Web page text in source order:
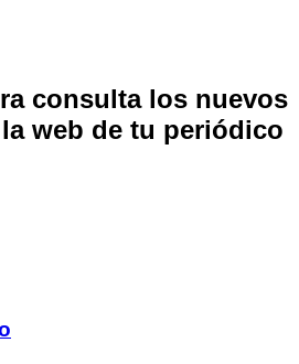
consulta los nuevos
web de tu periódico